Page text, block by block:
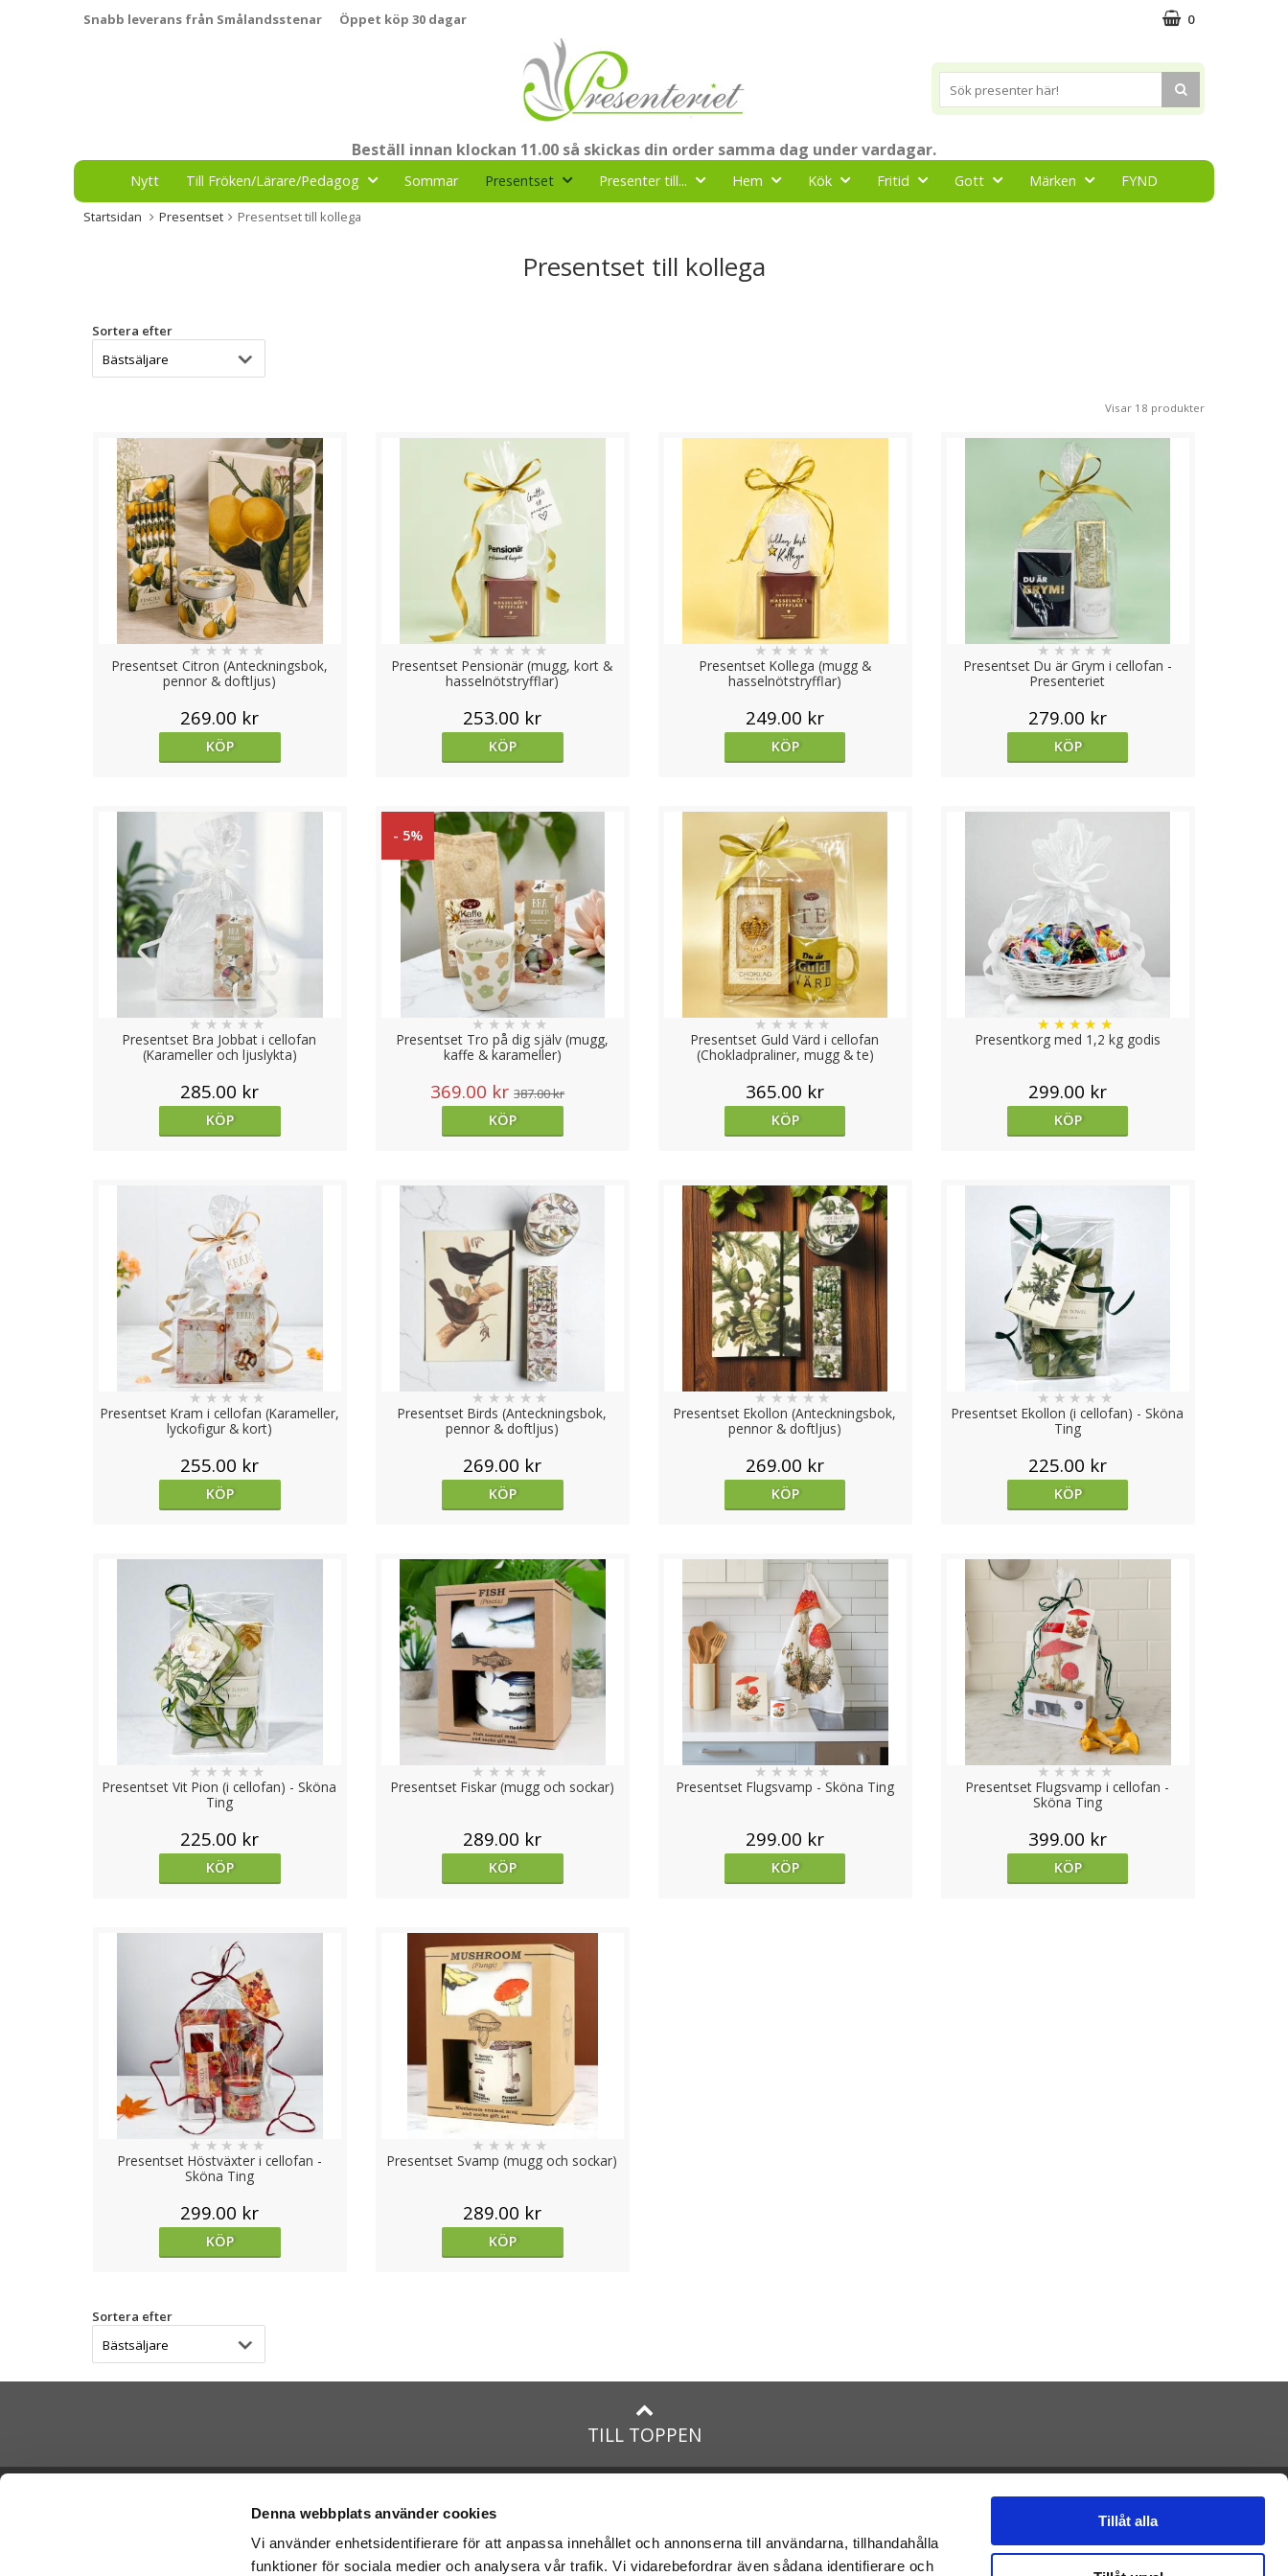
Denna webbplats använder cookies
Vi använder enhetsidentifierare för att anpassa innehållet och annonserna till användarna, tillhandahålla
funktioner för sociala medier och analysera vår trafik. Vi vidarebefordrar även sådana identifierare och
Tillåt alla
Snabb leverans från Smålandsstenar Öppet köp 30 dagar 0
Beställ innan klockan 11.00 så skickas din order samma dag under vardagar.
Nytt Till Fröken/Lärare/Pedagog Sommar Presentset Presenter till... Hem Kök Fritid Gott Märken FYND
Startsidan Presentset Presentset till kollega
Presentset till kollega
Sortera efter
Visar 18 produkter
Presentset Citron (Anteckningsbok,
pennor & doftljus)
★★★★★
269.00 kr
KÖP
Presentset Pensionär (mugg, kort &
hasselnötstryfflar)
★★★★★
253.00 kr
KÖP
Presentset Kollega (mugg &
hasselnötstryfflar)
★★★★★
249.00 kr
KÖP
Presentset Du är Grym i cellofan -
Presenteriet
★★★★★
279.00 kr
KÖP
Presentset Bra Jobbat i cellofan
(Karameller och ljuslykta)
★ ★★ ★★
285.00 kr
KÖP
- 5%
Presentset Tro på dig själv (mugg,
kaffe & karameller)
★ ★★★★
369.00 kr 387.00 kr
KÖP
Presentset Guld Värd i cellofan
(Chokladpraliner, mugg & te)
★★★★★
365.00 kr
KÖP
Presentkorg med 1,2 kg godis
★ ★ ★ ★ ★
299.00 kr
KÖP
Presentset Kram i cellofan (Karameller,
lyckofigur & kort)
★★ ★ ★ ★
255.00 kr
KÖP
Presentset Birds (Anteckningsbok,
pennor & doftljus)
★ ★ ★ ★ ★
269.00 kr
KÖP
Presentset Ekollon (Anteckningsbok,
pennor & doftljus)
★★★★★
269.00 kr
KÖP
Presentset Ekollon (i cellofan) - Sköna
Ting
★ ★ ★ ★ ★
225.00 kr
KÖP
Presentset Vit Pion (i cellofan) - Sköna
Ting
★ ★ ★ ★ ★
225.00 kr
KÖP
Presentset Fiskar (mugg och sockar)
★ ★ ★ ★ ★
289.00 kr
KÖP
Presentset Flugsvamp - Sköna Ting
★★★★★
299.00 kr
KÖP
Presentset Flugsvamp i cellofan -
Sköna Ting
★★★★★
399.00 kr
KÖP
Presentset Höstväxter i cellofan -
Sköna Ting
★ ★ ★ ★ ★
299.00 kr
KÖP
Presentset Svamp (mugg och sockar)
★ ★ ★ ★ ★
289.00 kr
KÖP
Sortera efter
TILL TOPPEN
Vi skickarpresentermed Posten och
E-mail: Kontakt@presenteriet.se